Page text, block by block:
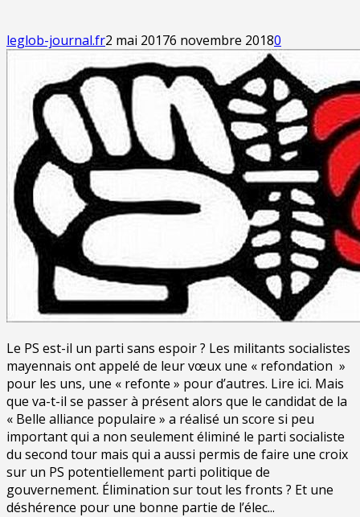
leglob-journal.fr2 mai 20176 novembre 20180
Le PS est-il un parti sans espoir ? Les militants socialistes
mayennais ont appelé de leur vœux une « refondation »
pour les uns, une « refonte » pour d’autres. Lire ici. Mais
que va-t-il se passer à présent alors que le candidat de la
« Belle alliance populaire » a réalisé un score si peu
important qui a non seulement éliminé le parti socialiste
du second tour mais qui a aussi permis de faire une croix
sur un PS potentiellement parti politique de
gouvernement. Élimination sur tout les fronts ? Et une
déshérence pour une bonne partie de l’élec...